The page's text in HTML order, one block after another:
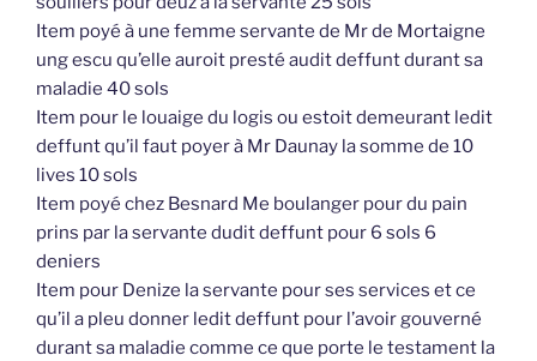
Item poyé à une femme servante de Mr de Mortaigne
ung escu qu’elle auroit presté audit deffunt durant sa
maladie 40 sols
Item pour le louaige du logis ou estoit demeurant ledit
deffunt qu’il faut poyer à Mr Daunay la somme de 10
lives 10 sols
Item poyé chez Besnard Me boulanger pour du pain
prins par la servante dudit deffunt pour 6 sols 6
deniers
Item pour Denize la servante pour ses services et ce
qu’il a pleu donner ledit deffunt pour l’avoir gouverné
durant sa maladie comme ce que porte le testament la